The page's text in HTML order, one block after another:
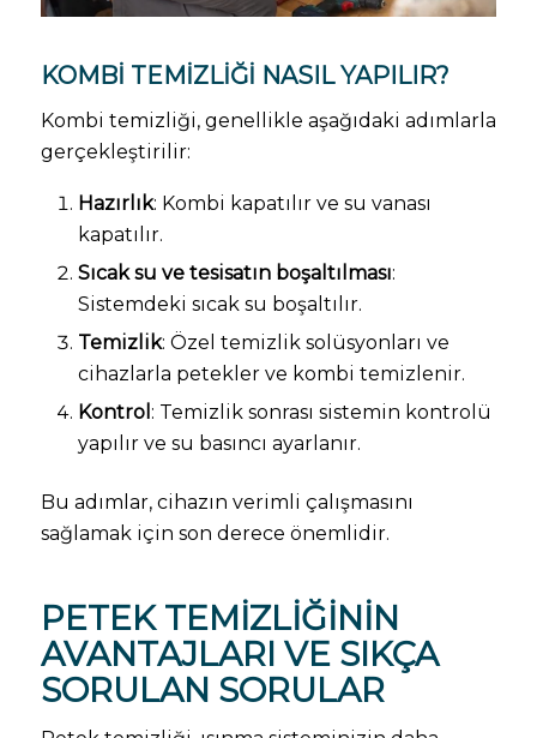
KOMBI TEMIZLIĞI NASIL YAPILIR?
Kombi temizliği, genellikle aşağıdaki adımlarla
gerçekleştirilir:
Hazırlık: Kombi kapatılır ve su vanası
kapatılır.
Sıcak su ve tesisatın boşaltılması:
Sistemdeki sıcak su boşaltılır.
Temizlik: Özel temizlik solüsyonları ve
cihazlarla petekler ve kombi temizlenir.
Kontrol : Temizlik sonrası sistemin kontrolü
yapılır ve su basıncı ayarlanır.
Bu adımlar, cihazın verimli çalışmasını
sağlamak için son derece önemlidir.
PETEK TEMIZLIĞININ
AVANTAJLARI VE SIKÇA
SORULAN SORULAR